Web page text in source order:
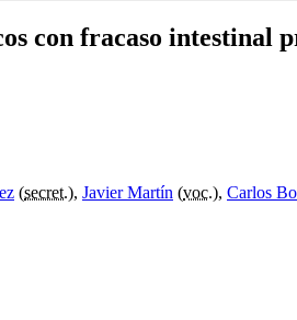
con fracaso intestinal
(secret.), Javier Martín (voc.), Carlos